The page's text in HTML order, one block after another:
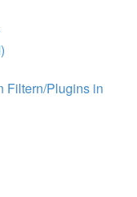
Filtern/Plugins in